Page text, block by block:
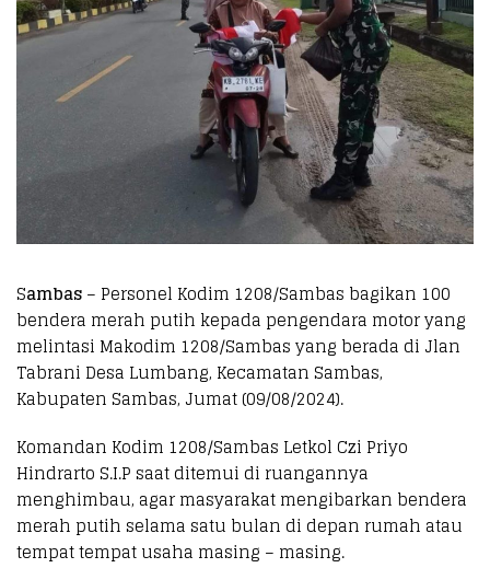
Sambas– Personel Kodim 1208/Sambas bagikan 100
bendera merah putih kepada pengendara motor yang
melintasi Makodim 1208/Sambas yang berada di Jlan
Tabrani Desa Lumbang, Kecamatan Sambas,
Kabupaten Sambas, Jumat (09/08/2024).
Komandan Kodim 1208/Sambas Letkol Czi Priyo
Hindrarto S.I.P saat ditemui di ruangannya
menghimbau, agar masyarakat mengibarkan bendera
merah putih selama satu bulan di depan rumah atau
tempat tempat usaha masing – masing.